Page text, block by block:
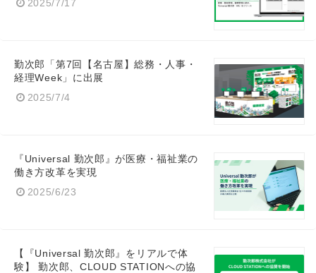
2025/7/17
勤次郎「第7回【名古屋】総務・人事・
経理Week」に出展
2025/7/4
『Universal 勤次郎』が医療・福祉業の
働き方改革を実現
2025/6/23
【『Universal 勤次郎』をリアルで体
験】 勤次郎、CLOUD STATIONへの協